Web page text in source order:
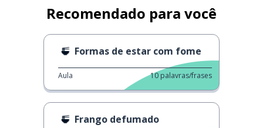
Recomendado para você
Formas de estar com fome
Aula 10 palavras/frases
Frango defumado